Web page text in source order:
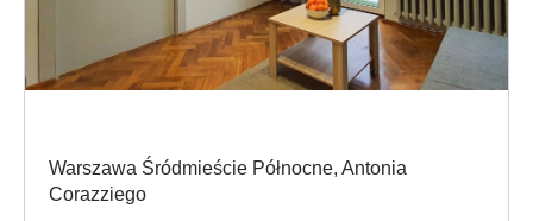
Warszawa Śródmieście Północne, Antonia
Corazziego